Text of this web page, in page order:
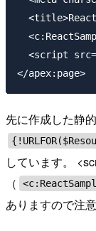
<script
先に作成した静
しています。
（
ありますので注